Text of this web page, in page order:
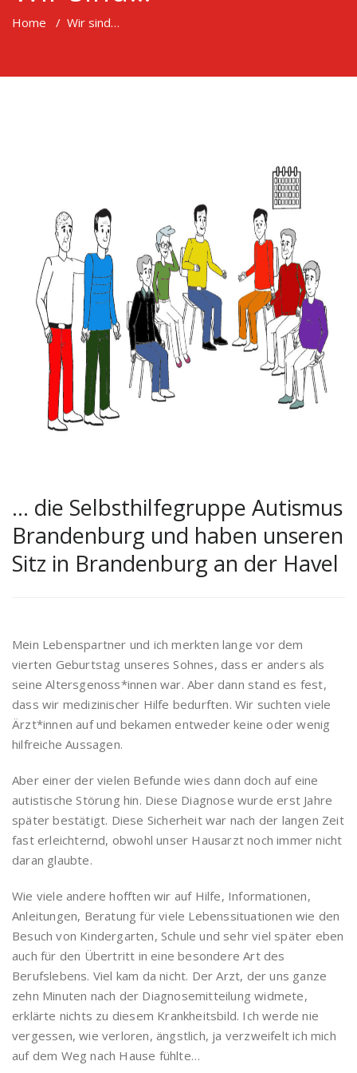
Home / Wir sind…
… die Selbsthilfegruppe Autismus
Brandenburg und haben unseren
Sitz in Brandenburg an der Havel
Mein Lebenspartner und ich merkten lange vor dem
vierten Geburtstag unseres Sohnes, dass er anders als
seine Altersgenoss*innen war. Aber dann stand es fest,
dass wir medizinischer Hilfe bedurften. Wir suchten viele
Ärzt*innen auf und bekamen entweder keine oder wenig
hilfreiche Aussagen.
Aber einer der vielen Befunde wies dann doch auf eine
autistische Störung hin. Diese Diagnose wurde erst Jahre
später bestätigt. Diese Sicherheit war nach der langen Zeit
fast erleichternd, obwohl unser Hausarzt noch immer nicht
daran glaubte.
Wie viele andere hofften wir auf Hilfe, Informationen,
Anleitungen, Beratung für viele Lebenssituationen wie den
Besuch von Kindergarten, Schule und sehr viel später eben
auch für den Übertritt in eine besondere Art des
Berufslebens. Viel kam da nicht. Der Arzt, der uns ganze
zehn Minuten nach der Diagnosemitteilung widmete,
erklärte nichts zu diesem Krankheitsbild. Ich werde nie
vergessen, wie verloren, ängstlich, ja verzweifelt ich mich
auf dem Weg nach Hause fühlte…